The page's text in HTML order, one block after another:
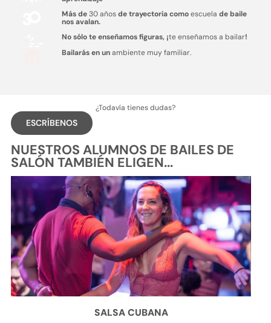
Más de30 añosde trayectoria comoescuela de baile
nos avalan.
No sólo te enseñamos figuras, ¡te enseñamos a bailar!
Bailarás en unambiente muy familiar.
¿Todavía tienes dudas?
ESCRÍBENOS
NUESTROS ALUMNOS DE BAILES DE
SALÓN TAMBIÉN ELIGEN...
SALSA CUBANA